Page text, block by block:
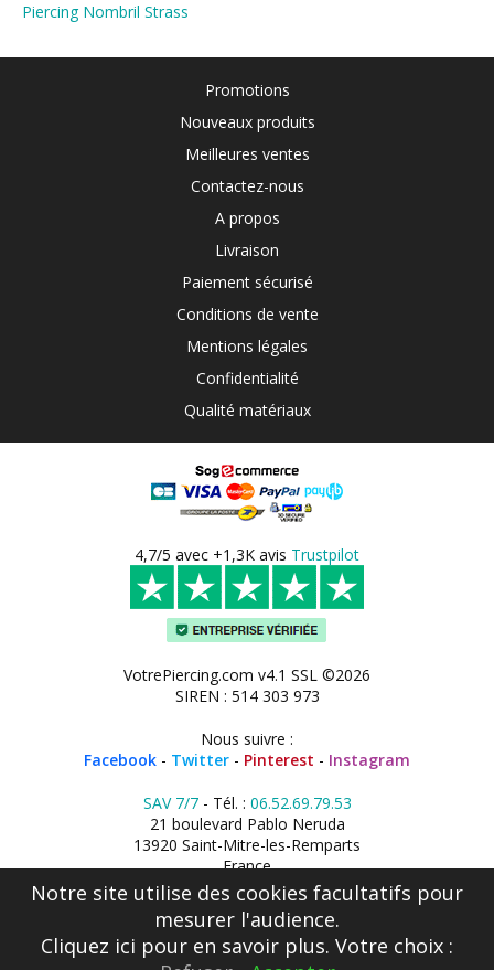
Piercing Nombril Strass
Promotions
Nouveaux produits
Meilleures ventes
Contactez-nous
A propos
Livraison
Paiement sécurisé
Conditions de vente
Mentions légales
Confidentialité
Qualité matériaux
4,7/5 avec +1,3K avis Trustpilot
VotrePiercing.com v4.1 SSL ©2026
SIREN : 514 303 973
Nous suivre :
Facebook - Twitter - Pinterest - Instagram
SAV 7/7- Tél. : 06.52.69.79.53
21 boulevard Pablo Neruda
13920 Saint-Mitre-les-Remparts
France
Notre site utilise des cookies facultatifs pour
mesurer l'audience.
Cliquez ici pour en savoir plus. Votre choix :